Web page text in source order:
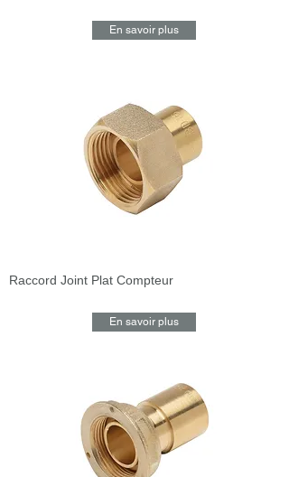
En savoir plus
Raccord Joint Plat Compteur
En savoir plus